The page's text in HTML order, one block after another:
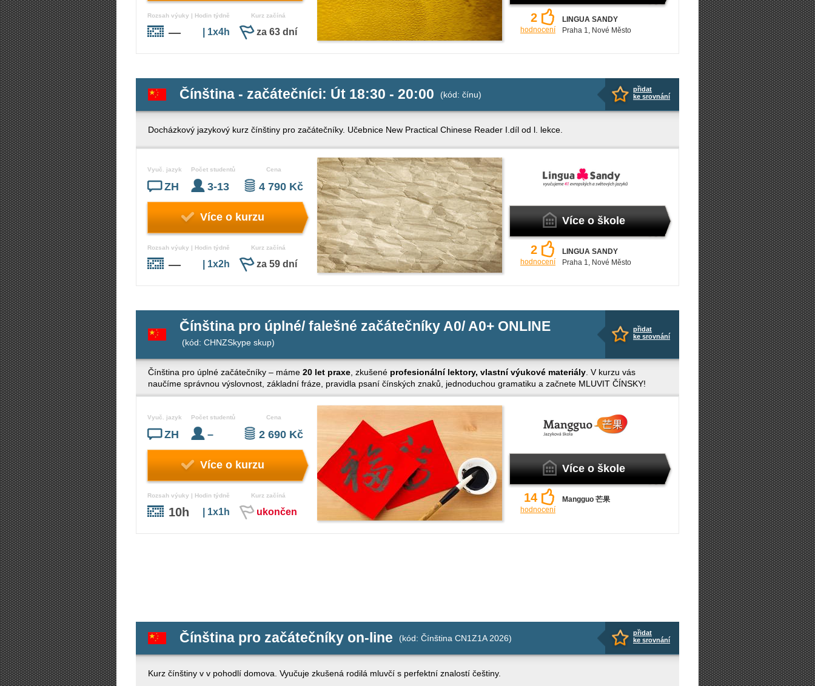
Rozsah výuky | Hodin týdně
— | 1x4h
Kurz začíná
za 63 dní
2
hodnocení
LINGUA SANDY
Praha 1, Nové Město
přidat
ke srovnání
Čínština - začátečníci: Út 18:30 - 20:00 (kód: čínu)
Docházkový jazykový kurz čínštiny pro začátečníky. Učebnice New Practical Chinese Reader I.díl od l. lekce.
Vyuč. jazyk
ZH
Počet studentů
3-13
Cena
4 790 Kč
Více o kurzu
Rozsah výuky | Hodin týdně
— | 1x2h
Kurz začíná
za 59 dní
Více o škole
2
hodnocení
LINGUA SANDY
Praha 1, Nové Město
přidat
ke srovnání
Čínština pro úplné/ falešné začátečníky A0/ A0+ ONLINE
(kód: CHNZSkype skup)
Čínština pro úplné začátečníky – máme 20 let praxe , zkušené profesionální lektory, vlastní výukové materiály . V kurzu vás
naučíme správnou výslovnost, základní fráze, pravidla psaní čínských znaků, jednoduchou gramatiku a začnete MLUVIT ČÍNSKY!
Vyuč. jazyk
ZH
Počet studentů
–
Cena
2 690 Kč
Více o kurzu
Rozsah výuky | Hodin týdně
10h | 1x1h
Kurz začíná
ukončen
Více o škole
14
hodnocení
Mangguo 芒果
přidat
ke srovnání
Čínština pro začátečníky on-line (kód: Čínština CN1Z1A 2026)
Kurz čínštiny v v pohodlí domova. Vyučuje zkušená rodilá mluvčí s perfektní znalostí češtiny.